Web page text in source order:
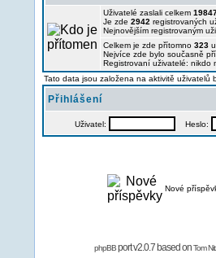
Uživatelé zaslali celkem
Je zde 2942 registrovaných
Nejnovějším registrovaným
Celkem je zde přítomno 323
Nejvíce zde bylo současně
Registrovaní uživatelé: nikdo
Tato data jsou založena na aktivitě uživatelů
Přihlášení
Uživatel: Heslo:
Nové
phpBBport v2.0.7 based onTom